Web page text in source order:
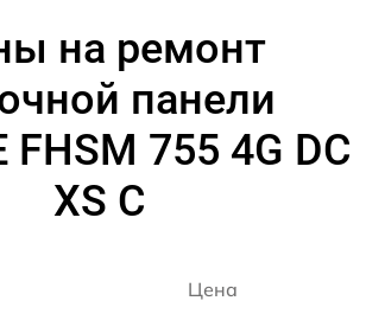
на ремонт
панели
FHSM 755 4G DC
XS C
Цена